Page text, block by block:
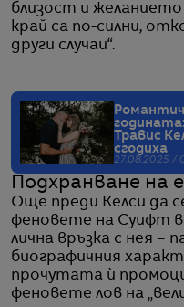
близост и
край са по-силни,
други случаи“.
Травис
сгодиха
27.08.2025 /
Подхранване на
Още преди Келси да
феновете на Суифт
лична връзка с нея –
биографичния
прочутата ѝ
феновете лов на